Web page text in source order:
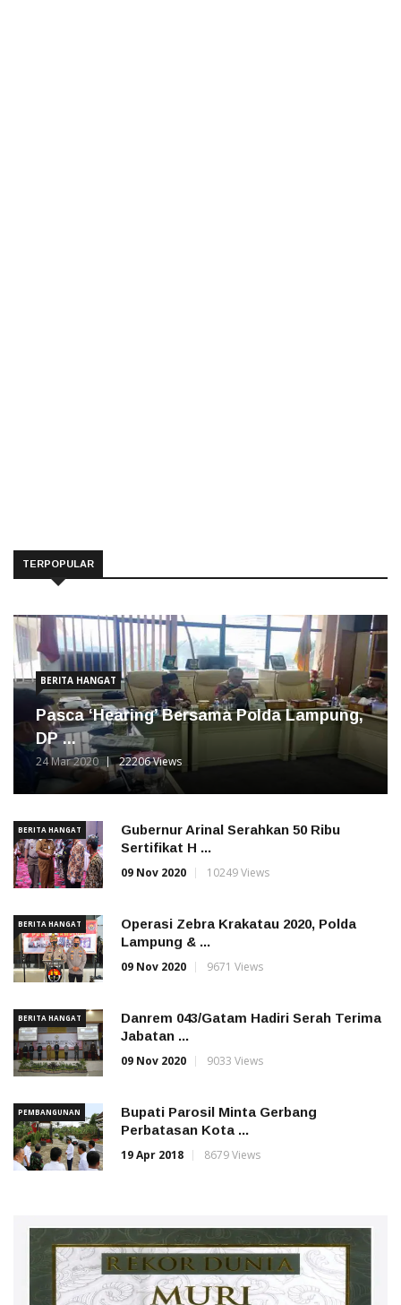
TERPOPULAR
BERITA HANGAT
Pasca ‘Hearing’ Bersama Polda Lampung,
DP ...
24 Mar 2020 22206 Views
BERITA HANGAT
Gubernur Arinal Serahkan 50 Ribu
Sertifikat H ...
09 Nov 2020
10249 Views
BERITA HANGAT
Operasi Zebra Krakatau 2020, Polda
Lampung & ...
09 Nov 2020
9671 Views
BERITA HANGAT
Danrem 043/Gatam Hadiri Serah Terima
Jabatan ...
09 Nov 2020
9033 Views
PEMBANGUNAN
Bupati Parosil Minta Gerbang
Perbatasan Kota ...
19 Apr 2018
8679 Views